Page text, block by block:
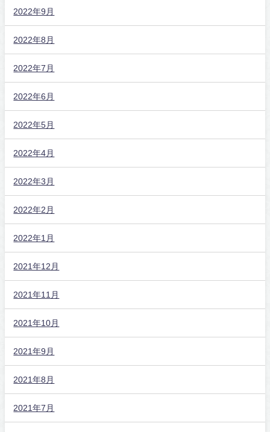
2022年9月
2022年8月
2022年7月
2022年6月
2022年5月
2022年4月
2022年3月
2022年2月
2022年1月
2021年12月
2021年11月
2021年10月
2021年9月
2021年8月
2021年7月